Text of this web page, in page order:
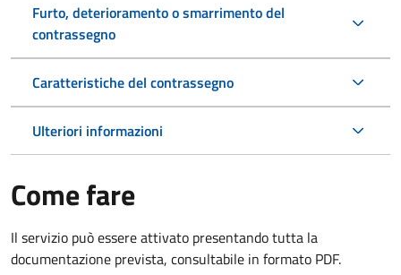
Furto, deterioramento o smarrimento del
contrassegno
Caratteristiche del contrassegno
Ulteriori informazioni
Come fare
Il servizio può essere attivato presentando tutta la
documentazione prevista, consultabile in formato PDF.